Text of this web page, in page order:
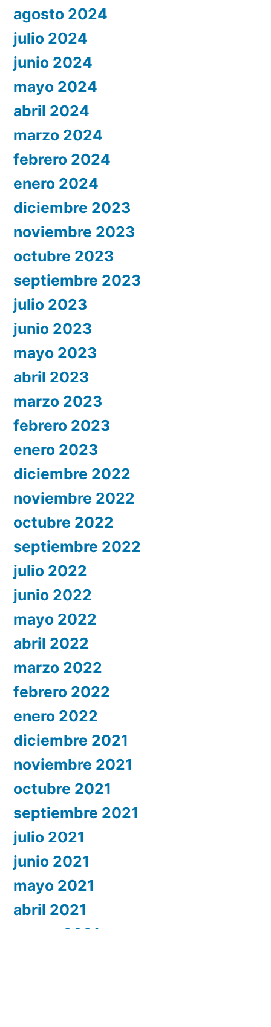
agosto 2024
julio 2024
junio 2024
mayo 2024
abril 2024
marzo 2024
febrero 2024
enero 2024
diciembre 2023
noviembre 2023
octubre 2023
septiembre 2023
julio 2023
junio 2023
mayo 2023
abril 2023
marzo 2023
febrero 2023
enero 2023
diciembre 2022
noviembre 2022
octubre 2022
septiembre 2022
julio 2022
junio 2022
mayo 2022
abril 2022
marzo 2022
febrero 2022
enero 2022
diciembre 2021
noviembre 2021
octubre 2021
septiembre 2021
julio 2021
junio 2021
mayo 2021
abril 2021
marzo 2021